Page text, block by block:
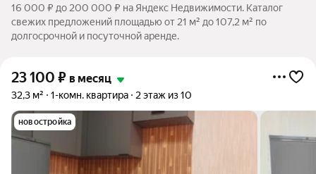
16 000 ₽ до 200 000 ₽ на Яндекс Недвижимости. Каталог
свежих предложений площадью от 21 м² до 107,2 м² по
долгосрочной и посуточной аренде.
23 100 ₽ в месяц
32,3 м² 1-комн. квартира 2 этаж из 10
новостройка